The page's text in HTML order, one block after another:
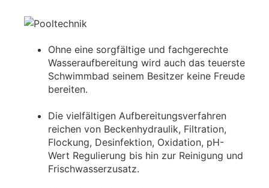
Ohne eine sorgfältige und fachgerechte
Wasseraufbereitung wird auch das teuerste
Schwimmbad seinem Besitzer keine Freude
bereiten.
Die vielfältigen Aufbereitungsverfahren
reichen von Beckenhydraulik, Filtration,
Flockung, Desinfektion, Oxidation, pH-
Wert Regulierung bis hin zur Reinigung und
Frischwasserzusatz.